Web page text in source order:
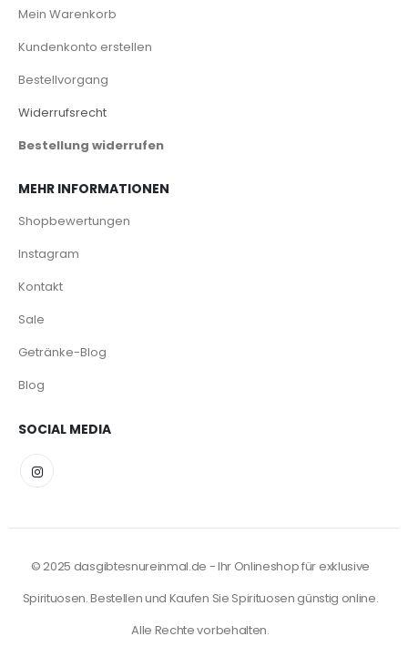
Mein Warenkorb
Kundenkonto erstellen
Bestellvorgang
Widerrufsrecht
Bestellung widerrufen
MEHR INFORMATIONEN
Shopbewertungen
Instagram
Kontakt
Sale
Getränke-Blog
Blog
SOCIAL MEDIA
© 2025 dasgibtesnureinmal.de - Ihr Onlineshop für exklusive
Spirituosen. Bestellen und Kaufen Sie Spirituosen günstig online.
Alle Rechte vorbehalten.